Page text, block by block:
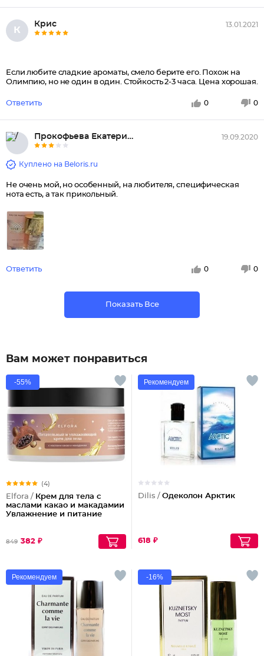
К
Крис 13.01.2021
Если любите сладкие ароматы, смело берите его. Похож на
Олимпию, но не один в один. Стойкость 2-3 часа. Цена хорошая.
Ответить 0 0
Прокофьева Екатерина Викторовн... 19.09.2020
Куплено на Beloris.ru
Не очень мой, но особенный, на любителя, специфическая
нота есть, а так прикольный.
Ответить 0 0
Показать Все
Вам может понравиться
-55%
(4)
Elfora / Крем для тела с
маслами какао и макадамии
Увлажнение и питание
849 382 ₽
Рекомендуем
Dilis / Одеколон Арктик
618 ₽
Рекомендуем -16%